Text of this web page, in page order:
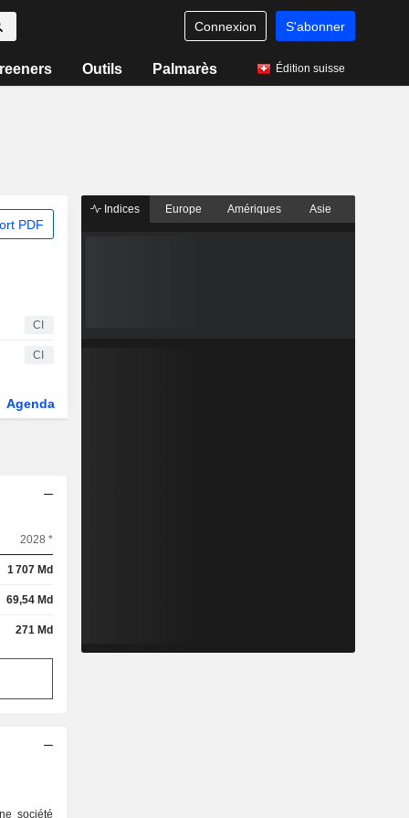
Connexion S'abonner
Outils Palmarès Édition suisse
PDF
CI
CI
Agenda
2028 *
1 707 Md
69,54 Md
271 Md
société
Indices Europe Amériques Asie